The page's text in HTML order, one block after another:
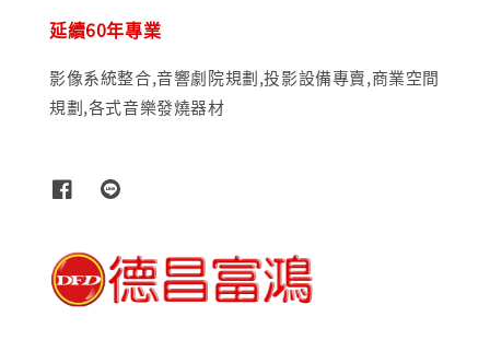
延續60年專業
影像系統整合,音響劇院規劃,投影設備專賣,商業空間
規劃,各式音樂發燒器材